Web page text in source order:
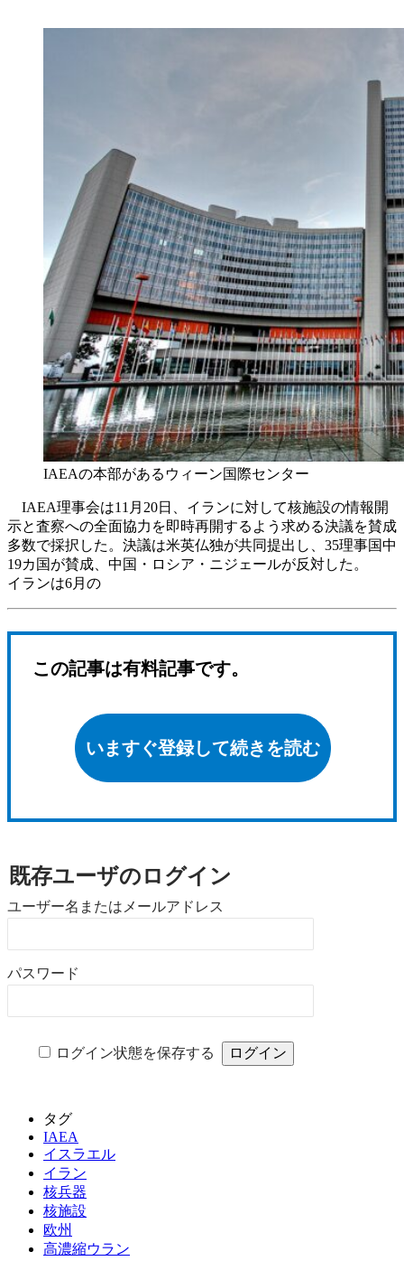
IAEAの本部があるウィーン国際センター
IAEA理事会は11月20日、イランに対して核施設の情報開
示と査察への全面協力を即時再開するよう求める決議を賛成
多数で採択した。決議は米英仏独が共同提出し、35理事国中
19カ国が賛成、中国・ロシア・ニジェールが反対した。
イランは6月の
この記事は有料記事です。
いますぐ登録して続きを読む
既存ユーザのログイン
ユーザー名またはメールアドレス
パスワード
ログイン状態を保存する
タグ
IAEA
イスラエル
イラン
核兵器
核施設
欧州
高濃縮ウラン